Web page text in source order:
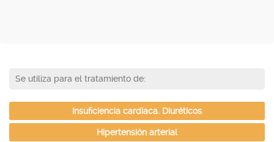
Se utiliza para el tratamiento de:
Insuficiencia cardíaca. Diuréticos
Hipertensión arterial